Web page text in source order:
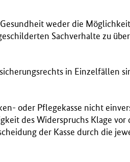
weder die
Sachverhalte zu
in Einzelfällen
oder Pflegekasse nicht
des Widerspruchs Klage vor
der Kasse durch die